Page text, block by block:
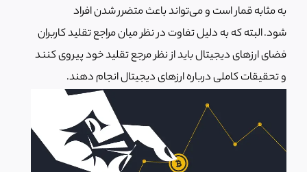
به مثابه قمار است و می‌تواند باعث متضرر شدن افراد
شود.البته که به دلیل تفاوت در نظر میان مراجع تقلید کاربران
فضای ارزهای دیجیتال باید از نظر مرجع تقلید خود پیروی کنند
و تحقیقات کاملی درباره ارزهای دیجیتال انجام دهند.